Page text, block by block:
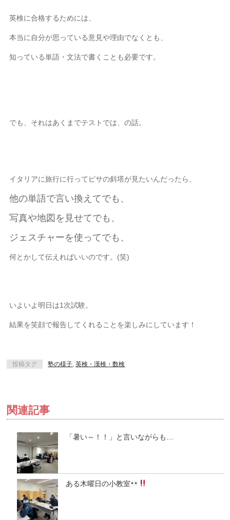
英検に合格するためには、
本当に自分が思っている意見や理由でなくとも、
知っている単語・文法で書くことも必要です。
でも、それはあくまでテストでは、の話。
イタリアに旅行に行ってピサの斜塔が見たいんだったら、
他の単語で言い換えてでも、
写真や地図を見せてでも、
ジェスチャーを使ってでも、
何とかして伝えればいいのです。(笑)
いよいよ明日は1次試験。
結果を笑顔で報告してくれることを楽しみにしています！
投稿タグ 塾の様子,英検・漢検・数検
関連記事
「暑い～！！」と言いながらも…
ある木曜日の小教室